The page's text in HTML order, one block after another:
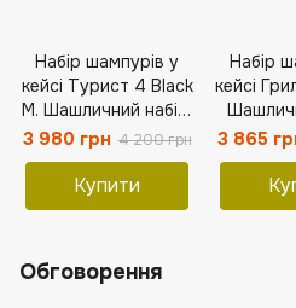
Набір шампурів у
кейсі Турист 4 Black
M. Шашличний набір.
Подарунок брату
3 980 грн 4 200 грн
Купити
Набір
кейсі
3 865
Обговорення